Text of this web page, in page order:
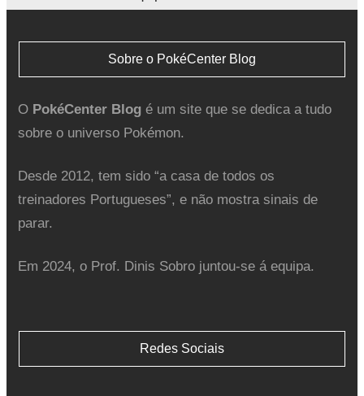
Sobre o PokéCenter Blog
O PokéCenter Blogé um site que se dedica a tudo
sobre o universo Pokémon.
Desde 2012, tem sido “a casa de todos os
treinadores Portugueses”, e não mostra sinais de
parar.
Em 2024, o Prof. Dinis Sobro juntou-se á equipa.
Redes Sociais